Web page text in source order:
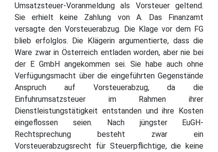
Umsatzsteuer-Voranmeldung als Vorsteuer geltend.
Sie erhielt keine Zahlung von A. Das Finanzamt
versagte den Vorsteuerabzug. Die Klage vor dem FG
blieb erfolglos. Die Klägerin argumentierte, dass die
Ware zwar in Österreich entladen worden, aber nie bei
der E GmbH angekommen sei. Sie habe auch ohne
Verfügungsmacht über die eingeführten Gegenstände
Anspruch auf Vorsteuerabzug, da die
Einfuhrumsatzsteuer im Rahmen ihrer
Dienstleistungstätigkeit entstanden und ihre Kosten
eingeflossen seien. Nach jüngster EuGH-
Rechtsprechung besteht zwar ein
Vorsteuerabzugsrecht für Steuerpflichtige, die keine